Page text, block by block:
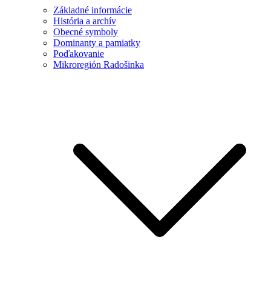
Základné informácie
História a archív
Obecné symboly
Dominanty a pamiatky
Poďakovanie
Mikroregión Radošinka